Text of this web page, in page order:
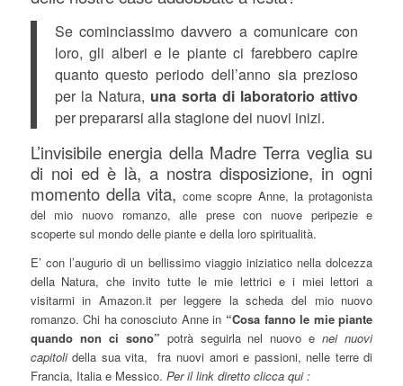
Se cominciassimo davvero a comunicare con
loro, gli alberi e le piante ci farebbero capire
quanto questo periodo dell’anno sia prezioso
per la Natura, una sorta di laboratorio attivo
per prepararsi alla stagione dei nuovi inizi.
L’invisibile energia della Madre Terra veglia su
di noi ed è là, a nostra disposizione, in ogni
momento della vita, come scopre Anne, la protagonista
del mio nuovo romanzo, alle prese con nuove peripezie e
scoperte sul mondo delle piante e della loro spiritualità.
E’ con l’augurio di un bellissimo viaggio iniziatico nella dolcezza
della Natura, che invito tutte le mie lettrici e i miei lettori a
visitarmi in Amazon.it per leggere la scheda del mio nuovo
romanzo. Chi ha conosciuto Anne in “Cosa fanno le mie piante
quando non ci sono” potrà seguirla nel nuovo enei nuovi
capitolidella sua vita, fra nuovi amori e passioni, nelle terre di
Francia, Italia e Messico. Per il link diretto clicca qui :